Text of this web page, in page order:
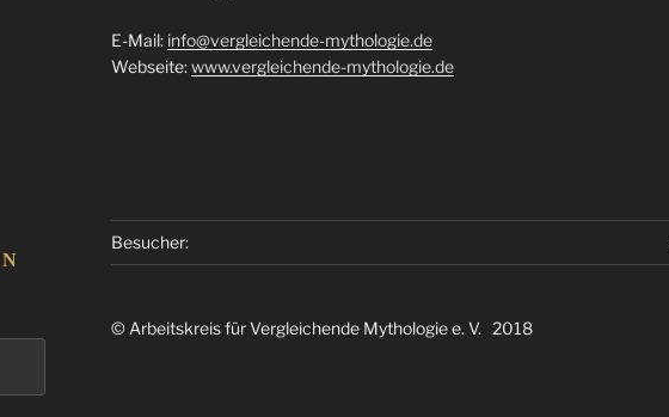
E-Mail: info@vergleichende-mythologie.de
Webseite:www.vergleichende-mythologie.de
Besucher:
© Arbeitskreis für Vergleichende Mythologie e. V. 2018